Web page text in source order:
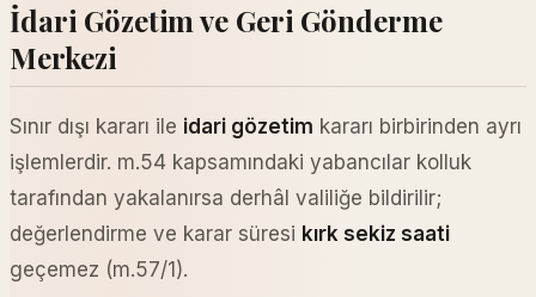
İdari Gözetim ve Geri Gönderme
Merkezi
Sınır dışı kararı ile idari gözetim kararı birbirinden ayrı
işlemlerdir. m.54 kapsamındaki yabancılar kolluk
tarafından yakalanırsa derhâl valiliğe bildirilir;
değerlendirme ve karar süresi kırk sekiz saati
geçemez (m.57/1).